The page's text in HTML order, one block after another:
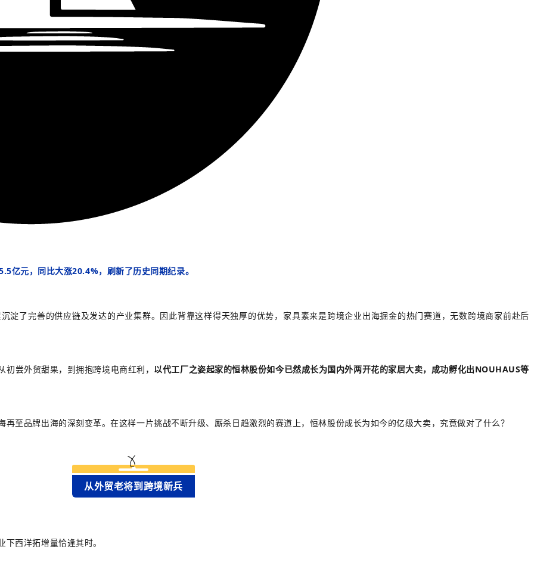
亿元，同比大涨20.4%，刷新了历史同期纪录。
淀了完善的供应链及发达的产业集群。因此背靠这样得天独厚的优势，家具素来是跨境企业出海掘金的热门赛道，无数跨境商家前赴后
尝外贸甜果，到拥抱跨境电商红利， 以代工厂之姿起家的恒林股份如今已然成长为国内外两开花的家居大卖，成功孵化出NOUHAUS等
至品牌出海的深刻变革。在这样一片挑战不断升级、厮杀日趋激烈的赛道上，恒林股份成长为如今的亿级大卖，究竟做对了什么？
从外贸老将到跨境新兵
西洋拓增量恰逢其时。